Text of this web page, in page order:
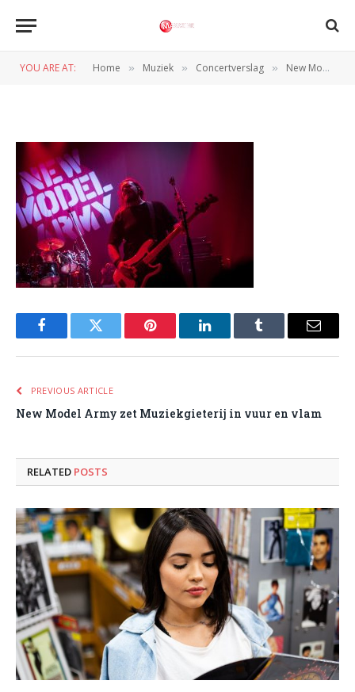
YOU ARE AT: Home » Muziek » Concertverslag » New Model Army zet Muziekgieterij in vuur en vlam
Christophe Dehousse
FacebookTwitter Pinterest LinkedInTumblr Email
PREVIOUS ARTICLE
New Model Army zet Muziekgieterij in vuur en vlam
RELATED POSTS